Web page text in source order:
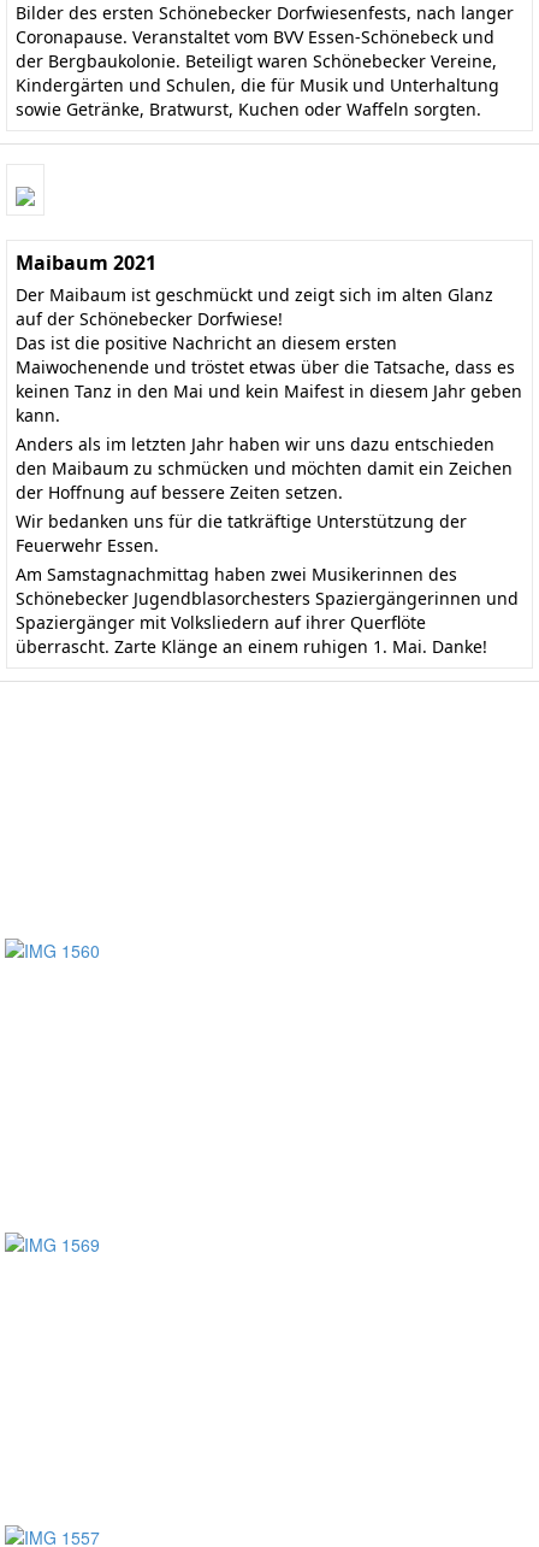
Bilder des ersten Schönebecker Dorfwiesenfests, nach langer
Coronapause. Veranstaltet vom BVV Essen-Schönebeck und
der Bergbaukolonie. Beteiligt waren Schönebecker Vereine,
Kindergärten und Schulen, die für Musik und Unterhaltung
sowie Getränke, Bratwurst, Kuchen oder Waffeln sorgten.
Maibaum 2021
Der Maibaum ist geschmückt und zeigt sich im alten Glanz
auf der Schönebecker Dorfwiese!
Das ist die positive Nachricht an diesem ersten
Maiwochenende und tröstet etwas über die Tatsache, dass es
keinen Tanz in den Mai und kein Maifest in diesem Jahr geben
kann.
Anders als im letzten Jahr haben wir uns dazu entschieden
den Maibaum zu schmücken und möchten damit ein Zeichen
der Hoffnung auf bessere Zeiten setzen.
Wir bedanken uns für die tatkräftige Unterstützung der
Feuerwehr Essen.
Am Samstagnachmittag haben zwei Musikerinnen des
Schönebecker Jugendblasorchesters Spaziergängerinnen und
Spaziergänger mit Volksliedern auf ihrer Querflöte
überrascht. Zarte Klänge an einem ruhigen 1. Mai. Danke!